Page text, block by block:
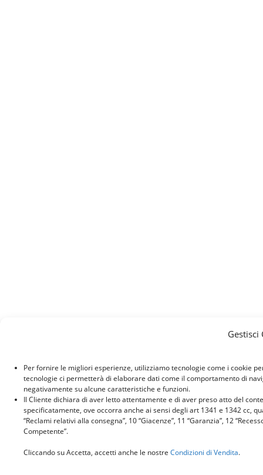
Gestisci
Per fornire le migliori esperienze, utilizziamo tecnologie come i cookie
tecnologie ci permetterà di elaborare dati come il comportamento di
negativamente su alcune caratteristiche e funzioni.
Il Cliente dichiara di aver letto attentamente e di aver preso atto del
specificatamente, ove occorra anche ai sensi degli art 1341 e 1342 cc,
“Reclami relativi alla consegna”, 10 “Giacenze”, 11 “Garanzia”, 12
Competente”.
Cliccando su Accetta, accetti anche le nostre Condizioni di Vendita.